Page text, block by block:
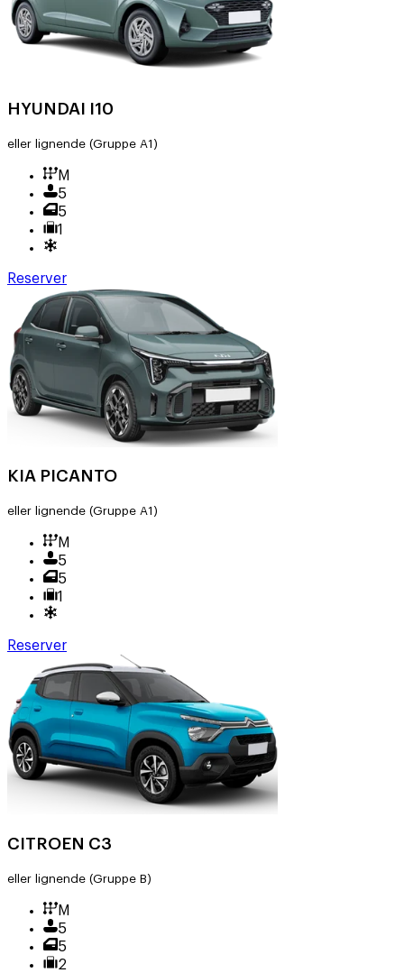
HYUNDAI I10
eller lignende (Gruppe A1)
M
5
5
1
Reserver
KIA PICANTO
eller lignende (Gruppe A1)
M
5
5
1
Reserver
CITROEN C3
eller lignende (Gruppe B)
M
5
5
2